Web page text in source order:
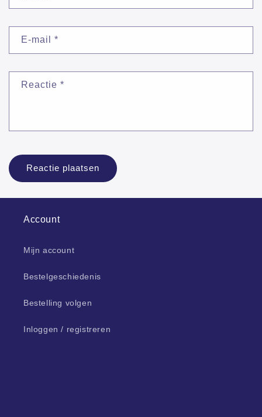
E-mail *
Reactie *
Account
Mijn account
Bestelgeschiedenis
Bestelling volgen
Inloggen / registreren